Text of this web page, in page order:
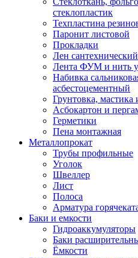
стеклопластик
Техпластина
Паронит листовой
Прокладки
Лен
Лента ФУМ и нить
Набивка
асбестоцементный
Грунтовка, мастика
Асбокартон и
Герметики
Пена монтажная
Металлопрокат
Трубы профильные
Уголок
Швеллер
Лист
Полоса
Арматура
Баки и емкости
Гидроаккумуляторы
Баки
Ёмкости